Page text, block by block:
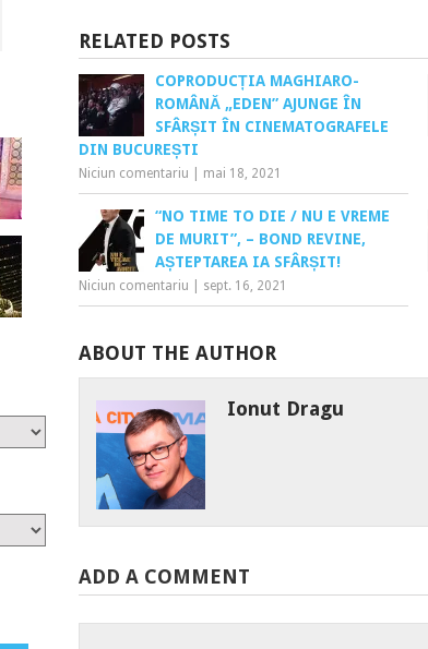
RELATED POSTS
COPRODUCȚIA MAGHIARO-
ROMÂNĂ „EDEN” AJUNGE ÎN
SFÂRȘIT ÎN CINEMATOGRAFELE
DIN BUCUREȘTI
Niciun comentariu mai 18, 2021
“NO TIME TO DIE / NU E VREME
DE MURIT”, – BOND REVINE,
AȘTEPTAREA IA SFÂRȘIT!
Niciun comentariu sept. 16, 2021
ABOUT THE AUTHOR
Ionut Dragu
ADD A COMMENT